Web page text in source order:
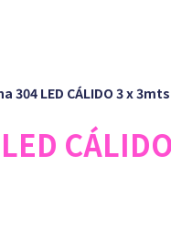
304 LED CÁLIDO 3 x